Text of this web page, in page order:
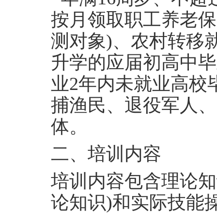
按月领取职工养老
测对象)、农村转移
升学的应届初高中
业2年内未就业高校
捕渔民、退役军人
体。
二、培训内容
培训内容包含理论
论知识)和实际技能